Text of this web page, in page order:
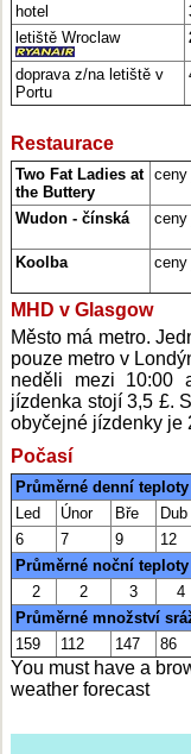
hotel
letiště Wroclaw
doprava z/na letiště v
Portu
Restaurace
Two Fat Ladies at
the Buttery
ceny
Wudon - čínská
ceny
Koolba
ceny
MHD v Glasgow
Město má metro.
pouze metro v
neděli mezi 10:00
jízdenka stojí 3,5 £.
obyčejné jízdenky je
Počasí
Průměrné denní
Led
Únor Bře Dub
6
7 9 12
Průměrné noční
2
2 3 4
Průměrné množství
159
112 147 86
You must have a
weather forecast